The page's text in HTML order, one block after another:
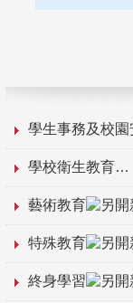
學生事務及校園
學校衛生教育
藝術教育
特殊教育
終身學習